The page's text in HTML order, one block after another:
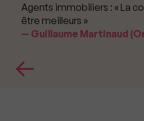
Agents immobiliers : « La
être meilleurs »
Guillaume Martinaud